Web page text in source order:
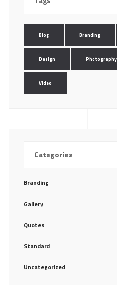
Blog Branding
Design Photography
Video
Categories
Branding
Gallery
Quotes
Standard
Uncategorized